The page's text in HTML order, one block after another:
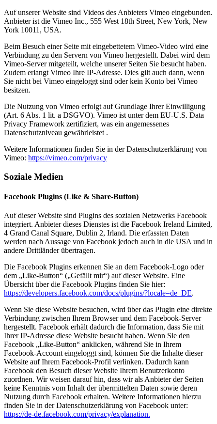
Auf unserer Website sind Videos des Anbieters Vimeo eingebunden.
Anbieter ist die Vimeo Inc., 555 West 18th Street, New York, New
York 10011, USA.
Beim Besuch einer Seite mit eingebettetem Vimeo-Video wird eine
Verbindung zu den Servern von Vimeo hergestellt. Dabei wird dem
Vimeo-Server mitgeteilt, welche unserer Seiten Sie besucht haben.
Zudem erlangt Vimeo Ihre IP-Adresse. Dies gilt auch dann, wenn
Sie nicht bei Vimeo eingeloggt sind oder kein Konto bei Vimeo
besitzen.
Die Nutzung von Vimeo erfolgt auf Grundlage Ihrer Einwilligung
(Art. 6 Abs. 1 lit. a DSGVO). Vimeo ist unter dem EU-U.S. Data
Privacy Framework zertifiziert, was ein angemessenes
Datenschutzniveau gewährleistet .
Weitere Informationen finden Sie in der Datenschutzerklärung von
Vimeo: https://vimeo.com/privacy
Soziale Medien
Facebook Plugins (Like & Share-Button)
Auf dieser Website sind Plugins des sozialen Netzwerks Facebook
integriert. Anbieter dieses Dienstes ist die Facebook Ireland Limited,
4 Grand Canal Square, Dublin 2, Irland. Die erfassten Daten
werden nach Aussage von Facebook jedoch auch in die USA und in
andere Drittländer übertragen.
Die Facebook Plugins erkennen Sie an dem Facebook-Logo oder
dem „Like-Button“ („Gefällt mir“) auf dieser Website. Eine
Übersicht über die Facebook Plugins finden Sie hier:
https://developers.facebook.com/docs/plugins/?locale=de_DE.
Wenn Sie diese Website besuchen, wird über das Plugin eine direkte
Verbindung zwischen Ihrem Browser und dem Facebook-Server
hergestellt. Facebook erhält dadurch die Information, dass Sie mit
Ihrer IP-Adresse diese Website besucht haben. Wenn Sie den
Facebook „Like-Button“ anklicken, während Sie in Ihrem
Facebook-Account eingeloggt sind, können Sie die Inhalte dieser
Website auf Ihrem Facebook-Profil verlinken. Dadurch kann
Facebook den Besuch dieser Website Ihrem Benutzerkonto
zuordnen. Wir weisen darauf hin, dass wir als Anbieter der Seiten
keine Kenntnis vom Inhalt der übermittelten Daten sowie deren
Nutzung durch Facebook erhalten. Weitere Informationen hierzu
finden Sie in der Datenschutzerklärung von Facebook unter:
https://de-de.facebook.com/privacy/explanation.